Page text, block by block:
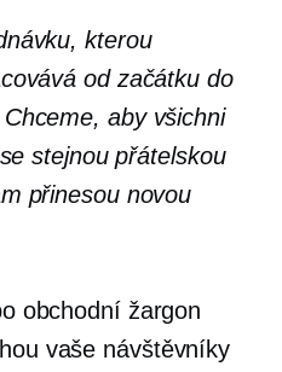
kterou
od začátku do
aby všichni
stejnou přátelskou
přinesou novou
obchodní žargon
vaše návštěvníky